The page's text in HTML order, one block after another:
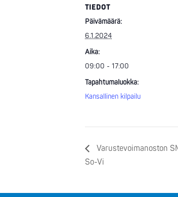
TIEDOT
Päivämäärä:
6.1.2024
Aika:
09:00 - 17:00
Tapahtumaluokka:
Kansallinen kilpailu
Varustevoimanoston
So-Vi